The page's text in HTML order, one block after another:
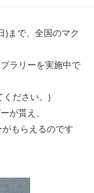
)まで、全国のマク
ラリーを実施中で
ください。)
が貰え、
もらえるのです